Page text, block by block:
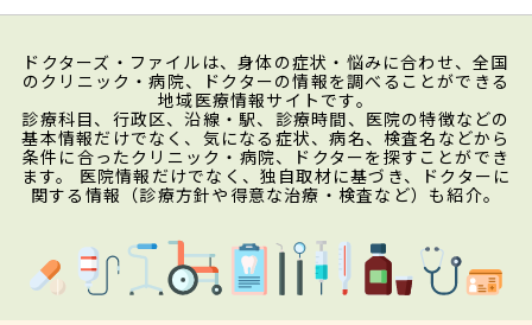
ドクターズ・ファイルは、身体の症状・悩みに合わせ、全国
のクリニック・病院、ドクターの情報を調べることができる
地域医療情報サイトです。
診療科目、行政区、沿線・駅、診療時間、医院の特徴などの
基本情報だけでなく、気になる症状、病名、検査名などから
条件に合ったクリニック・病院、ドクターを探すことができ
ます。 医院情報だけでなく、独自取材に基づき、ドクターに
関する情報（診療方針や得意な治療・検査など）も紹介。